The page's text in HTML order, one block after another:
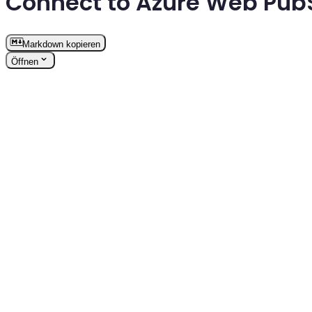
Markdown kopieren
Öffnen